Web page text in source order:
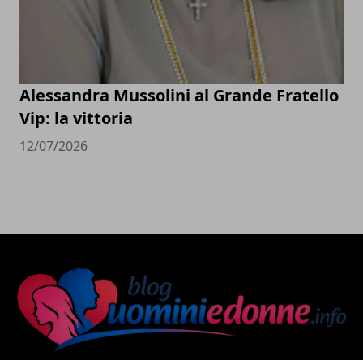
Alessandra Mussolini al Grande Fratello
Vip: la vittoria
12/07/2026